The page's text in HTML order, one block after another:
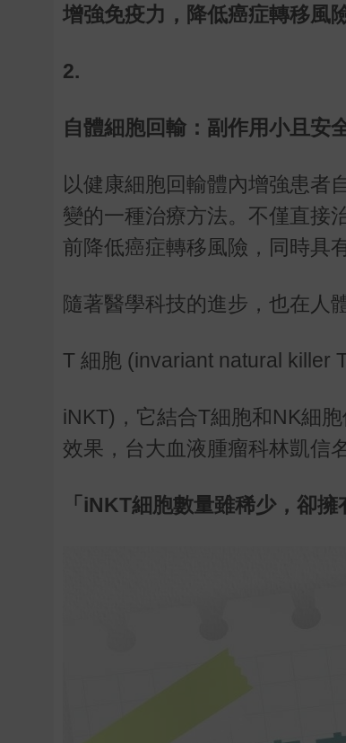
增強免疫力，降低癌症轉移風
2.
自體細胞回輸：副作用小且安
以健康細胞回輸體內增強患者
變的一種治療方法。不僅直接
前降低癌症轉移風險，同時具
隨著醫學科技的進步，也在
T 細胞 (invariant natural killer
iNKT)，它結合T細胞和NK細
效果，台大血液腫瘤科林凱信
「iNKT細胞數量雖稀少，卻